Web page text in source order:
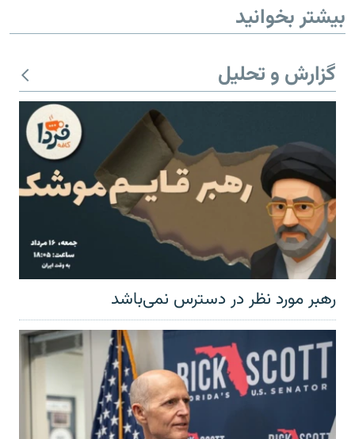
بیشتر بخوانید
گزارش و تحلیل
رهبر مورد نظر در دسترس نمی‌باشد